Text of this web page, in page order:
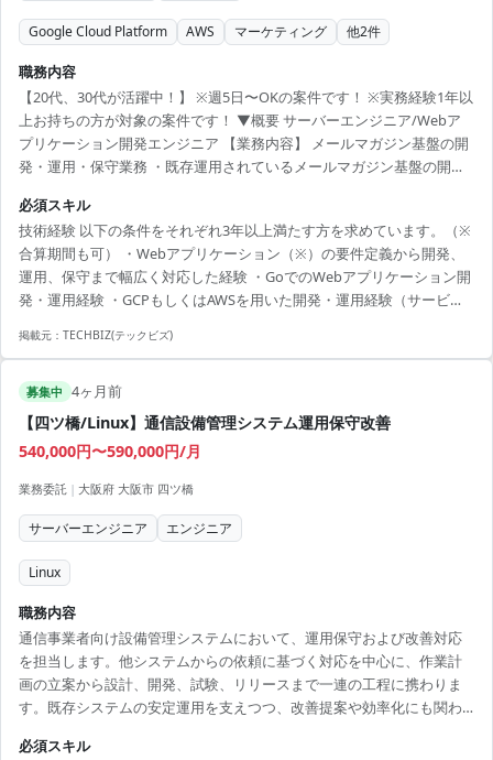
Google Cloud Platform AWS マーケティング 他2件
職務内容
【20代、30代が活躍中！】 ※週5日〜OKの案件です！ ※実務経験1年以
上お持ちの方が対象の案件です！ ▼概要 サーバーエンジニア/Webア
プリケーション開発エンジニア 【業務内容】 メールマガジン基盤の開
発・運用・保守業務 ・既存運用されているメールマガジン基盤の開
へのリプレイス開発（Go / GCP） ▼条件等 出社：基本はリモート/必
要時には出社 場所：六本木 精算幅：140h~180h 勤務時間：平日：
10:00時～19:00時(休憩1時間) 【必須スキル】 技術経験 以下の条件をそ
れぞれ3年以上満たす方を求めています。（※合算も可...
必須スキル
技術経験 以下の条件をそれぞれ3年以上満たす方を求めています。（※
合算期間も可） ・Webアプリケーション（※）の要件定義から開発、
運用、保守まで幅広く対応した経験 ・GoでのWebアプリケーション開
発・運用経験 ・GCPもしくはAWSを用いた開発・運用経験（サービス
Webアプリケーションのイメージ ・動的なWEBサイトであること ・
と ・監視・保守体制が組まれていること ・コードの品質が担保される
体制であること (コードレビューやテストコードなど)
掲載元： TECHBIZ(テックビズ)
募集中 4ヶ月前
【四ツ橋/Linux】通信設備管理システム運用保守改善
540,000円〜590,000円/月
業務委託 | 大阪府 大阪市 四ツ橋
サーバーエンジニア エンジニア
Linux
職務内容
通信事業者向け設備管理システムにおいて、運用保守および改善対応
を担当します。他システムからの依頼に基づく対応を中心に、作業計
画の立案から設計、開発、試験、リリースまで一連の工程に携わりま
す。既存システムの安定運用を支えつつ、改善提案や効率化にも関わ
必須スキル